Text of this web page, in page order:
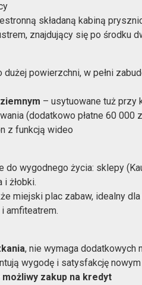
składaną kabiną
znajdujący się po środku
powierzchni, w pełni
– usytuowane tuż przy
(dodatkowo płatne 60 000
z funkcją wideo
wygodnego życia: sklepy
żłobki.
miejski plac zabaw, idealny
amfiteatrem.
, nie wymaga dodatkowych
wygodę i satysfakcję nowym
możliwy zakup na kredyt